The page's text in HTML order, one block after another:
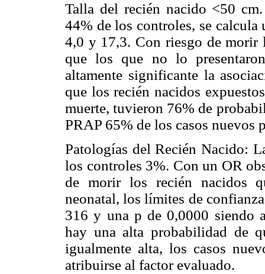
Talla del recién nacido <50
44% de los controles, se
4,0 y 17,3. Con riesgo de morir
que los que no lo
altamente significante la
que los recién nacidos
muerte, tuvieron 76% de
PRAP 65% de los casos nuevos
Patologías del Recién Nacido:
los controles 3%. Con un OR
de morir los recién nacidos
neonatal, los límites de
316 y una p de 0,0000 siendo
hay una alta probabilidad de
igualmente alta, los casos
atribuirse al factor evaluado.